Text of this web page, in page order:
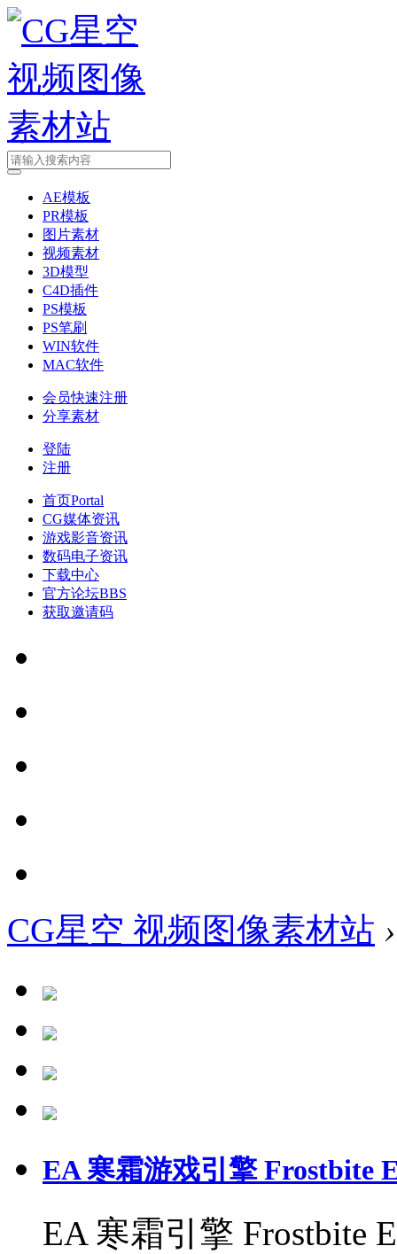
AE模板
PR模板
图片素材
视频素材
3D模型
C4D插件
PS模板
PS笔刷
WIN软件
MAC软件
会员快速注册
分享素材
登陆
注册
首页Portal
CG媒体资讯
游戏影音资讯
数码电子资讯
下载中心
官方论坛BBS
获取邀请码
CG星空 视频图像素材站 ›
EA 寒霜游戏引擎 Frostbite
EA 寒霜引擎 Frostbite